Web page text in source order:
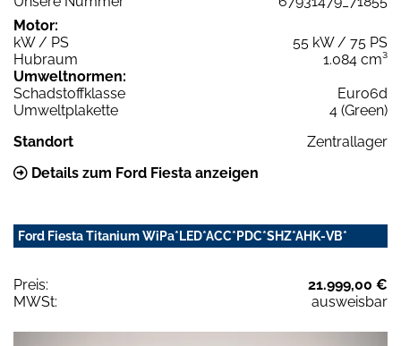
Motor:
kW / PS
55 kW / 75 PS
Hubraum
1.084 cm³
Umweltnormen:
Schadstoffklasse
Euro6d
Umweltplakette
4 (Green)
Standort
Zentrallager
Details zum Ford Fiesta anzeigen
Ford Fiesta Titanium WiPa*LED*ACC*PDC*SHZ*AHK-VB*
Preis:
21.999,00 €
MWSt:
ausweisbar